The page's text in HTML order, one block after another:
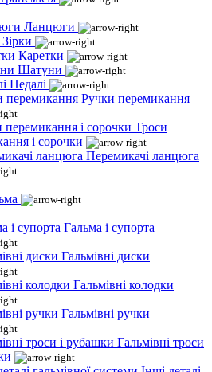
Ланцюги
Зірки
Каретки
Шатуни
Педалі
Ручки перемикання
Троси
і сорочки
Перемикачі ланцюга
Гальма і супорта
Гальмівні диски
Гальмівні колодки
Гальмівні ручки
Гальмівні троси